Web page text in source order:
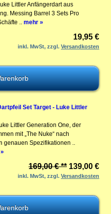
Littler Anfängerdart aus
Messing Barrel 3 Sets Pro
.. mehr »
19,95 €
inkl. MwSt, zzgl.Versandkosten
Set Target - Luke Littler
Littler Generation One, der
mit „The Nuke“ nach
genauen Spezifikationen ..
169,00 € ** 139,00 €
inkl. MwSt, zzgl.Versandkosten